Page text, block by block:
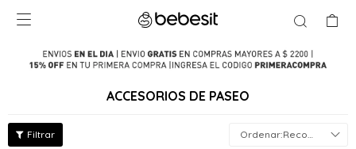

ACCESORIOS DE PASEO
Recomendados